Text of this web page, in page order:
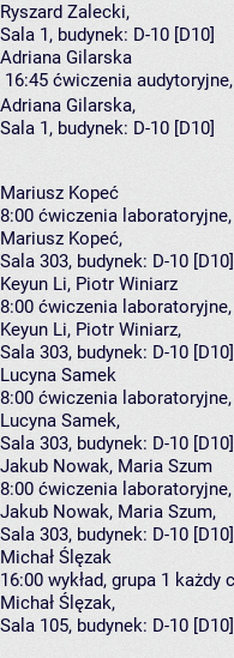
Ryszard Zalecki,
Sala 1, budynek: D-10 [D10]
Adriana Gilarska
16:45 ćwiczenia
Adriana Gilarska,
Sala 1, budynek: D-10 [D10]
Mariusz Kopeć
8:00 ćwiczenia
Mariusz Kopeć,
Sala 303, budynek: D-10 [D10]
Keyun Li, Piotr Winiarz
8:00 ćwiczenia
Keyun Li, Piotr Winiarz,
Sala 303, budynek: D-10 [D10]
Lucyna Samek
8:00 ćwiczenia
Lucyna Samek,
Sala 303, budynek: D-10 [D10]
Jakub Nowak, Maria Szum
8:00 ćwiczenia laboratoryjne,
Jakub Nowak, Maria Szum,
Sala 303, budynek: D-10 [D10]
Michał Ślęzak
16:00 wykład, grupa 1 każdy
Michał Ślęzak,
Sala 105, budynek: D-10 [D10]